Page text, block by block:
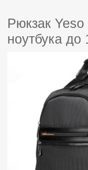
Рюкзак
ноутбука